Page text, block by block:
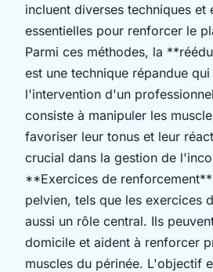
incluent diverses techniques et
essentielles pour renforcer le
Parmi ces méthodes, la
est une technique répandue
l'intervention d'un
consiste à manipuler les
favoriser leur tonus et leur
crucial dans la gestion de
**Exercices de
pelvien, tels que les exercices
aussi un rôle central. Ils
domicile et aident à renforcer
muscles du périnée. L'objectif